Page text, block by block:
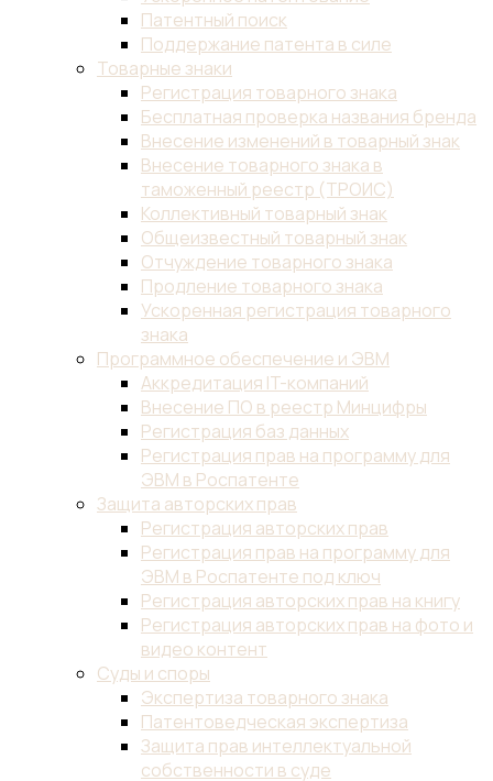
Патентный поиск
Поддержание патента в силе
Товарные знаки
Регистрация товарного знака
Бесплатная проверка названия бренда
Внесение изменений в товарный знак
Внесение товарного знака в
таможенный реестр (ТРОИС)
Коллективный товарный знак
Общеизвестный товарный знак
Отчуждение товарного знака
Продление товарного знака
Ускоренная регистрация товарного
знака
Программное обеспечение и ЭВМ
Аккредитация IT-компаний
Внесение ПО в реестр Минцифры
Регистрация баз данных
Регистрация прав на программу для
ЭВМ в Роспатенте
Защита авторских прав
Регистрация авторских прав
Регистрация прав на программу для
ЭВМ в Роспатенте под ключ
Регистрация авторских прав на книгу
Регистрация авторских прав на фото и
видео контент
Суды и споры
Экспертиза товарного знака
Патентоведческая экспертиза
Защита прав интеллектуальной
собственности в суде